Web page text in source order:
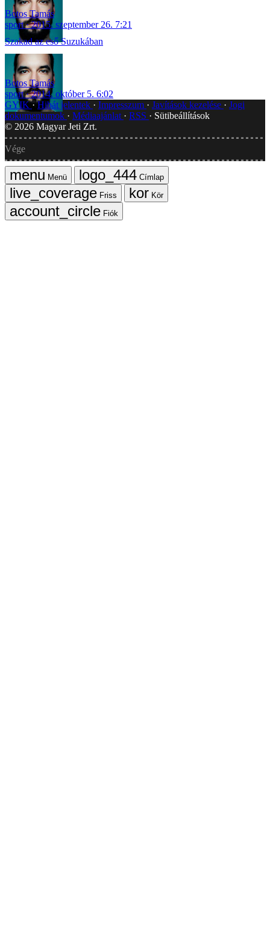
Botos Tamás
sport
2015. szeptember 26. 7:21
Szakad az eső Suzukában
Botos Tamás
sport
2014. október 5. 6:02
GYIK Hibát jelentek Impresszum Javítások kezelése
Jogi
dokumentumok
Médiaajánlat RSS
Sütibeállítások
© 2026 Magyar Jeti Zrt.
Vége
Menü
Címlap
Friss
Kör
Fiók